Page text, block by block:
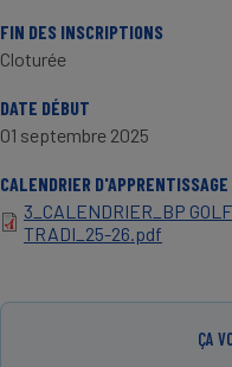
FIN DES INSCRIPTIONS
Cloturée
DATE DÉBUT
01 septembre 2025
CALENDRIER D'APPRENTISSAGE
3_CALENDRIER_BP GOLF
TRADI_25-26.pdf
ÇA